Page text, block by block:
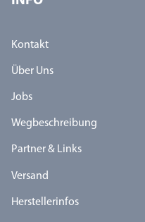
Kontakt
Über Uns
Jobs
Wegbeschreibung
Partner & Links
Versand
Herstellerinfos